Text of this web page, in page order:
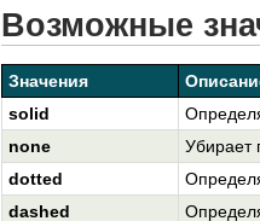
Возможные
Значения
solid
none
Убирает
dotted
dashed